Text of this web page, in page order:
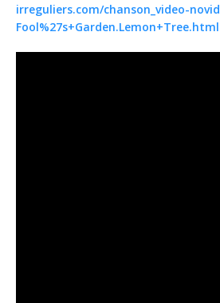
irreguliers.com/chanson_video-
Fool%27s+Garden.Lemon+Tree.html